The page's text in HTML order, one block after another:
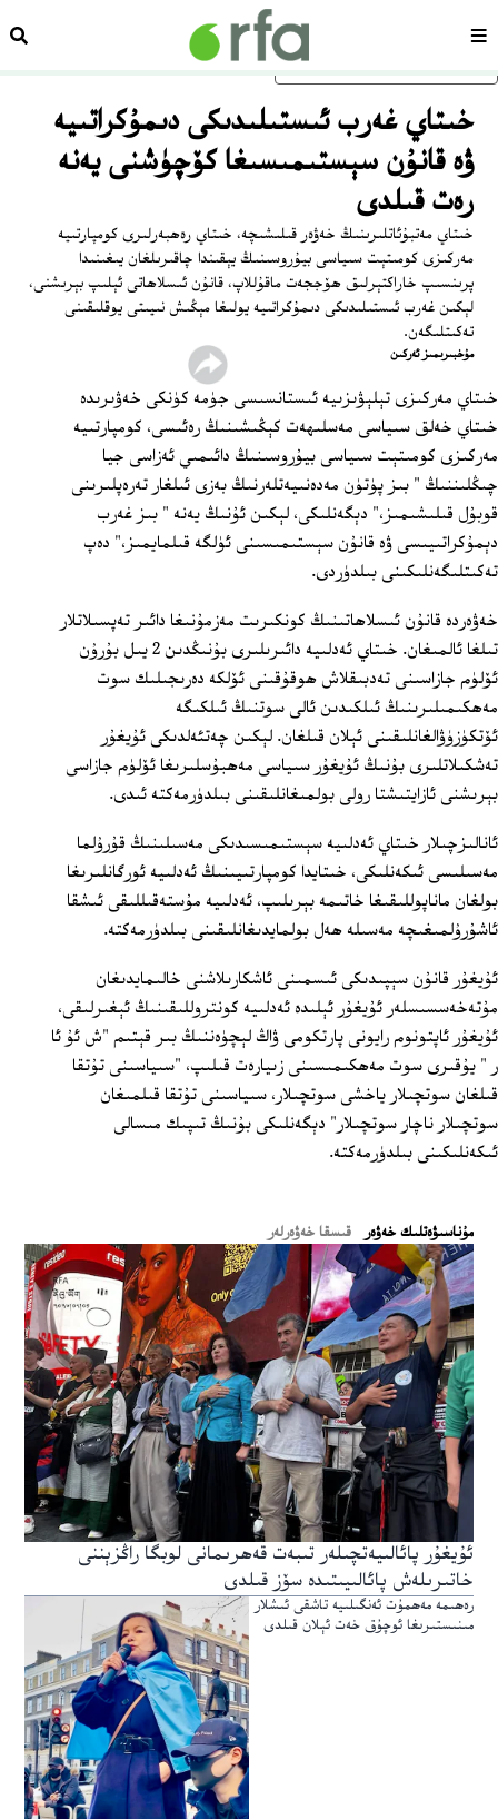
ئاساسلىق مەزمۇنغا ئاتلاڭسەھىپە
خىتاي غەرب ئىستىلىدىكى دىمۇكراتىيە
ۋە قانۇن سېستىمىسىغا كۆچۈشنى يەنە
رەت قىلدى
خىتاي مەتبۇئاتلىرىنىڭ خەۋەر قىلىشىچە، خىتاي رەھبەرلىرى كومپارتىيە
مەركىزى كومىتېت سىياسى بيۇروسىنىڭ يېقىندا چاقىرىلغان يىغىنىدا
پرىنسىپ خاراكتېرلىق ھۆججەت ماقۇللاپ، قانۇن ئىسلاھاتى ئېلىپ بېرىشنى،
لېكىن غەرب ئىستىلىدىكى دىمۇكراتىيە يولىغا مېڭىش نىيىتى يوقلىقىنى
تەكىتلىگەن.
مۇخبىرىمىز ئەركىن
خىتاي مەركىزى تېلېۋىزىيە ئىستانسىسى جۈمە كۈنكى خەۋىرىدە
خىتاي خەلق سىياسى مەسلىھەت كېڭىشىنىڭ رەئىسى، كومپارتىيە
مەركىزى كومىتېت سىياسى بيۇروسىنىڭ دائىمىي ئەزاسى جيا
چىڭلىننىڭ " بىز پۈتۈن مەدەنىيەتلەرنىڭ بەزى ئىلغار تەرەپلىرىنى
قوبۇل قىلىشىمىز،" دېگەنلىكى، لېكىن ئۇنىڭ يەنە " بىز غەرب
دېمۇكراتىيىسى ۋە قانۇن سېستىمىسىنى ئۈلگە قىلمايمىز،" دەپ
تەكىتلىگەنلىكىنى بىلدۈردى.
خەۋەردە قانۇن ئىسلاھاتىنىڭ كونكىرىت مەزمۇنىغا دائىر تەپسىلاتلار
تىلغا ئالمىغان. خىتاي ئەدلىيە دائىرىلىرى بۇنىڭدىن 2 يىل بۇرۇن
ئۆلۈم جازاسىنى تەدبىقلاش ھوقۇقىنى ئۆلكە دەرىجىلىك سوت
مەھكىمىلىرىنىڭ ئىلكىدىن ئالى سوتنىڭ ئىلكىگە
ئۆتكۈزۈۋالغانلىقىنى ئېلان قىلغان. لېكىن چەتئەلدىكى ئۇيغۇر
تەشكىلاتلىرى بۇنىڭ ئۇيغۇر سىياسى مەھبۇسلىرىغا ئۆلۈم جازاسى
بېرىشنى ئازايتىشتا رولى بولمىغانلىقىنى بىلدۈرمەكتە ئىدى.
ئانالىزچىلار خىتاي ئەدلىيە سېستىمىسىدىكى مەسىلىنىڭ قۇرۇلما
مەسىلىسى ئىكەنلىكى، خىتايدا كومپارتىيىنىڭ ئەدلىيە ئورگانلىرىغا
بولغان ماناپوللىقىغا خاتىمە بېرىلىپ، ئەدلىيە مۇستەقىللىقى ئىشقا
ئاشۇرۇلمىغىچە مەسىلە ھەل بولمايدىغانلىقىنى بىلدۈرمەكتە.
ئۇيغۇر قانۇن سېپىدىكى ئىسمىنى ئاشكارىلاشنى خالىمايدىغان
مۇتەخەسسىسلەر ئۇيغۇر ئېلىدە ئەدلىيە كونتروللىقىنىڭ ئېغىرلىقى،
ئۇيغۇر ئاپتونوم رايونى پارتكومى ۋاڭ لېچۈەننىڭ بىر قېتىم "ش ئۇ ئا
ر " يۇقىرى سوت مەھكىمىسىنى زىيارەت قىلىپ، "سىياسىنى تۇتقا
قىلغان سوتچىلار ياخشى سوتچىلار، سىياسىنى تۇتقا قىلمىغان
سوتچىلار ناچار سوتچىلار" دېگەنلىكى بۇنىڭ تىپىك مىسالى
ئىكەنلىكىنى بىلدۈرمەكتە.
ﻣﯘﻧﺎﺳﯩﯟﻩﺗﻠﯩﻚ ﺧﻪﯞﻩﺭ قىسقا خەۋەرلەر
ئۇيغۇر پائالىيەتچىلەر تىبەت قەھرىمانى لوبگا راڭزېننى
خاتىرىلەش پائالىيىتىدە سۆز قىلدى
رەھىمە مەھمۇت ئەنگىلىيە تاشقى ئىشلار
مىنىستىرىغا ئوچۇق خەت ئېلان قىلدى